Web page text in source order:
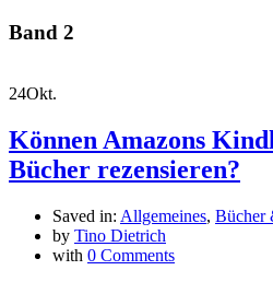
Band 2
24Okt.
Können Amazons
Bücher rezensieren?
Saved in: Allgemeines, Bücher
by Tino Dietrich
with 0 Comments